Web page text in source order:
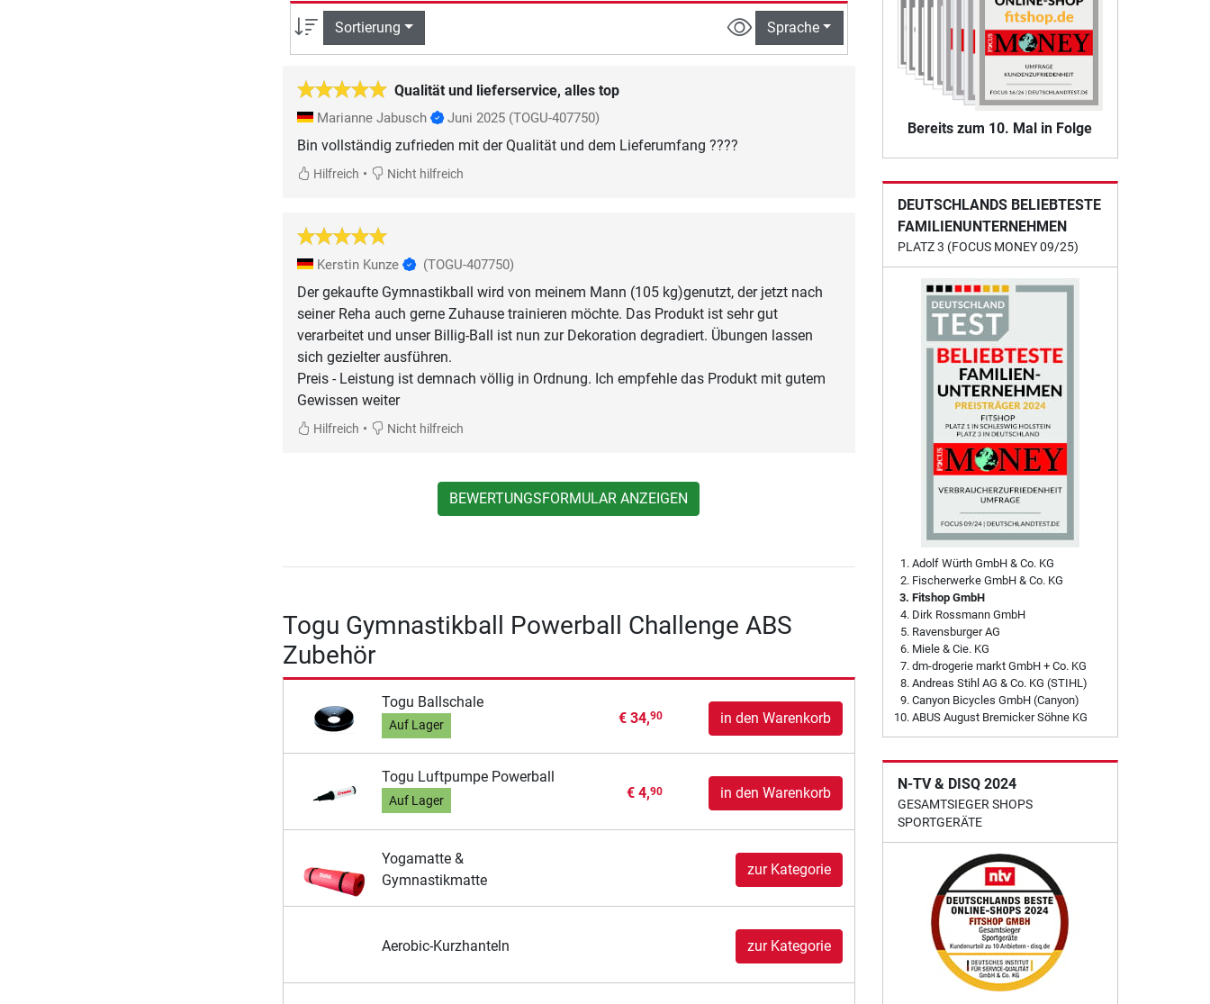
Sortierung Sprache
Qualität und lieferservice, alles top
Marianne Jabusch Juni 2025 (TOGU-407750)
Bin vollständig zufrieden mit der Qualität und dem Lieferumfang ????
Hilfreich • Nicht hilfreich
Kerstin Kunze (TOGU-407750)
Der gekaufte Gymnastikball wird von meinem Mann (105 kg)genutzt, der jetzt nach
seiner Reha auch gerne Zuhause trainieren möchte. Das Produkt ist sehr gut
verarbeitet und unser Billig-Ball ist nun zur Dekoration degradiert. Übungen lassen
sich gezielter ausführen.
Preis - Leistung ist demnach völlig in Ordnung. Ich empfehle das Produkt mit gutem
Gewissen weiter
Hilfreich • Nicht hilfreich
BEWERTUNGSFORMULAR ANZEIGEN
Togu Gymnastikball Powerball Challenge ABS
Zubehör
Togu Ballschale
Auf Lager € 34,90 in den Warenkorb
Togu Luftpumpe Powerball
Auf Lager € 4,90 in den Warenkorb
Yogamatte &
Gymnastikmatte
zur Kategorie
Aerobic-Kurzhanteln zur Kategorie
Bereits zum 10. Mal in Folge
DEUTSCHLANDS BELIEBTESTE
FAMILIENUNTERNEHMEN
PLATZ 3 (FOCUS MONEY 09/25)
Adolf Würth GmbH & Co. KG
Fischerwerke GmbH & Co. KG
Fitshop GmbH
Dirk Rossmann GmbH
Ravensburger AG
Miele & Cie. KG
dm-drogerie markt GmbH + Co. KG
Andreas Stihl AG & Co. KG (STIHL)
Canyon Bicycles GmbH (Canyon)
ABUS August Bremicker Söhne KG
N-TV & DISQ 2024
GESAMTSIEGER SHOPS
SPORTGERÄTE